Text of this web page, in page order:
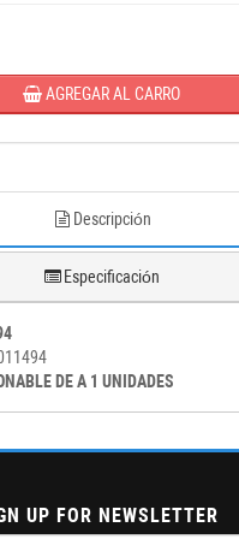
AGREGAR AL CARRO
Descripción
Especificación
DE A 1 UNIDADES
UP FOR NEWSLETTER